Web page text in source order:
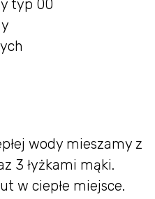
typ 00
wody mieszamy z
3 łyżkami mąki.
w ciepłe miejsce.